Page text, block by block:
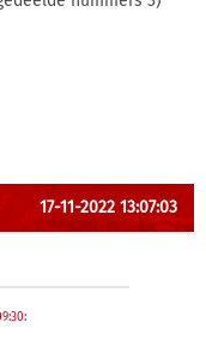
17-11-2022 13:07:03
: